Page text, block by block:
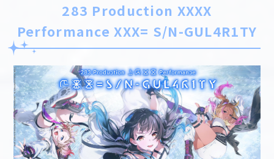
283 Production XXXX
Performance XXX= S/N-GUL4R1TY